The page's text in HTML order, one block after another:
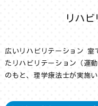
リハビ
広いリハビリテーション 室
たリハビリテーション（運
のもと、理学療法士が実施い